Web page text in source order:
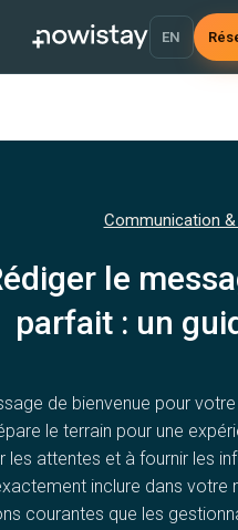
EN
Communication
le
parfait : un
de bienvenue pour
le terrain pour une
les attentes et à fournir les
inclure dans votre
courantes que les